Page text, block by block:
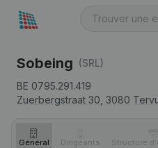
Sobeing (SRL)
BE 0795.291.419
Zuerbergstraat 30, 3080
Général Dirigeants Structure